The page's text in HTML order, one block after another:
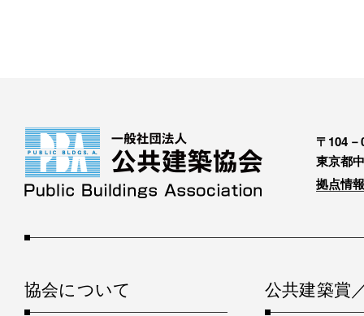
〒104－
東京都
拠点情
協会について 公共建築賞